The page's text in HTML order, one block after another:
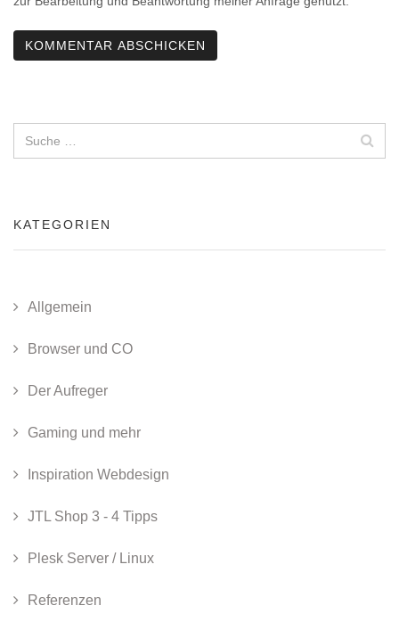
KATEGORIEN
Allgemein
Browser und CO
Der Aufreger
Gaming und mehr
Inspiration Webdesign
JTL Shop 3 - 4 Tipps
Plesk Server / Linux
Referenzen